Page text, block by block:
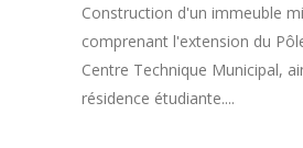
Construction d'un immeuble
comprenant l'extension du
Centre Technique Municipal,
résidence étudiante....